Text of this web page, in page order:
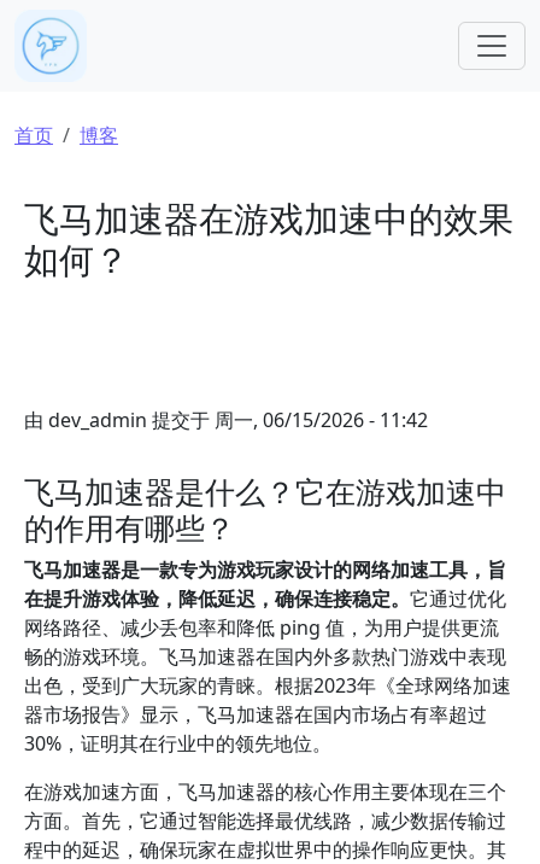
跳转到主要内容
面包屑
首页 博客
飞马加速器在游戏加速中的效果
如何？
由 dev_admin 提交于 周一, 06/15/2026 - 11:42
飞马加速器是什么？它在游戏加速中
的作用有哪些？
飞马加速器是一款专为游戏玩家设计的网络加速工具，旨
在提升游戏体验，降低延迟，确保连接稳定。 它通过优化
网络路径、减少丢包率和降低 ping 值，为用户提供更流
畅的游戏环境。飞马加速器在国内外多款热门游戏中表现
出色，受到广大玩家的青睐。根据2023年《全球网络加速
器市场报告》显示，飞马加速器在国内市场占有率超过
30%，证明其在行业中的领先地位。
在游戏加速方面，飞马加速器的核心作用主要体现在三个
方面。首先，它通过智能选择最优线路，减少数据传输过
程中的延迟，确保玩家在虚拟世界中的操作响应更快。其